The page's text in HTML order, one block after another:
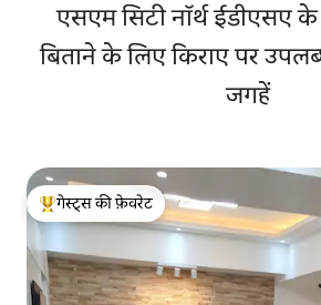
एसएम सिटी नॉर्थ ईडीएसए के
बिताने के लिए किराए पर
जगहें
गेस्ट्स का टॉप फ़ेवरेट
गेस्ट्स की फ़ेवरेट